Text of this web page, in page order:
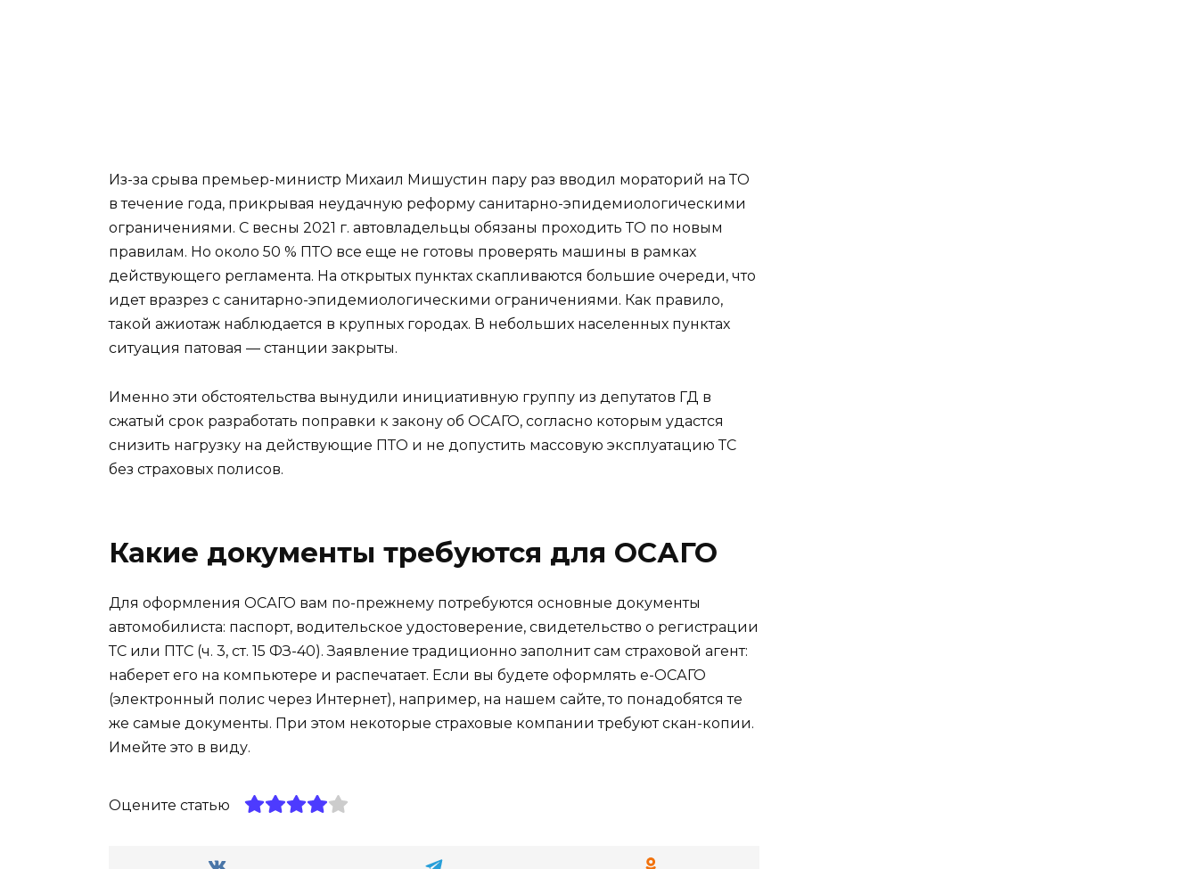
Из-за срыва премьер-министр Михаил Мишустин пару раз вводил мораторий на ТО
в течение года, прикрывая неудачную реформу санитарно-эпидемиологическими
ограничениями. С весны 2021 г. автовладельцы обязаны проходить ТО по новым
правилам. Но около 50 % ПТО все еще не готовы проверять машины в рамках
действующего регламента. На открытых пунктах скапливаются большие очереди, что
идет вразрез с санитарно-эпидемиологическими ограничениями. Как правило,
такой ажиотаж наблюдается в крупных городах. В небольших населенных пунктах
ситуация патовая — станции закрыты.
Именно эти обстоятельства вынудили инициативную группу из депутатов ГД в
сжатый срок разработать поправки к закону об ОСАГО, согласно которым удастся
снизить нагрузку на действующие ПТО и не допустить массовую эксплуатацию ТС
без страховых полисов.
Какие документы требуются для ОСАГО
Для оформления ОСАГО вам по-прежнему потребуются основные документы
автомобилиста: паспорт, водительское удостоверение, свидетельство о регистрации
ТС или ПТС (ч. 3, ст. 15 ФЗ-40). Заявление традиционно заполнит сам страховой агент:
наберет его на компьютере и распечатает. Если вы будете оформлять е-ОСАГО
(электронный полис через Интернет), например, на нашем сайте, то понадобятся те
же самые документы. При этом некоторые страховые компании требуют скан-копии.
Имейте это в виду.
Оцените статью